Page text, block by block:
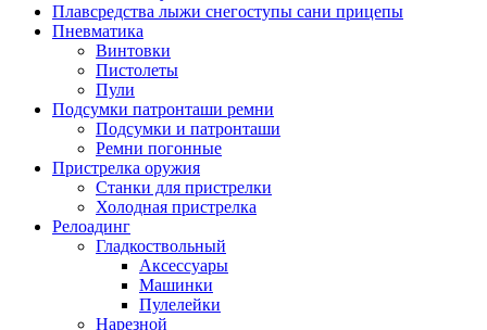
Плавсредства лыжи снегоступы сани прицепы
Пневматика
Винтовки
Пистолеты
Пули
Подсумки патронташи ремни
Подсумки и патронташи
Ремни погонные
Пристрелка оружия
Станки для пристрелки
Холодная пристрелка
Релоадинг
Гладкоствольный
Аксессуары
Машинки
Пулелейки
Нарезной